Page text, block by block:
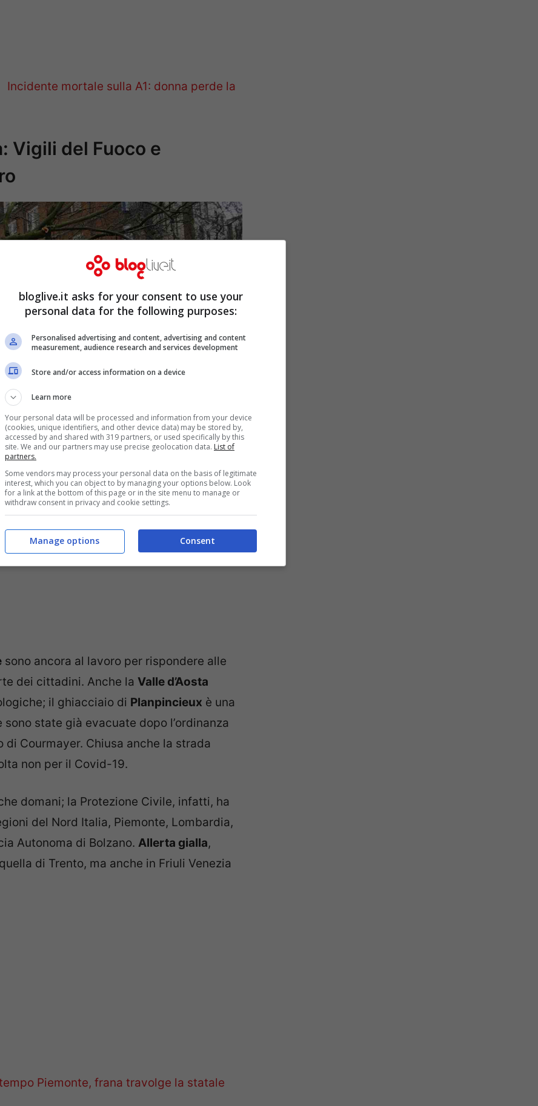
Incidente mortale sulla A1: donna perde la
Vigili del Fuoco e
sono ancora al lavoro per rispondere alle
dei cittadini. Anche la Valle d’Aosta
il ghiacciaio di Planpincieux è una
state già evacuate dopo l’ordinanza
Courmayer. Chiusa anche la strada
non per il Covid-19.
domani; la Protezione Civile, infatti, ha
del Nord Italia, Piemonte, Lombardia,
Autonoma di Bolzano. Allerta gialla,
di Trento, ma anche in Friuli Venezia
Piemonte, frana travolge la statale
bloglive.it asks for your consent to use your
personal data for the following purposes:
Personalised advertising and content, advertising and content
measurement, audience research and services development
Store and/or access information on a device
Learn more
Your personal data will be processed and information from your device
(cookies, unique identifiers, and other device data) may be stored by,
accessed by and shared with 319 partners, or used specifically by this
site. We and our partners may use precise geolocation data. List of
partners.
Some vendors may process your personal data on the basis of legitimate
interest, which you can object to by managing your options below. Look
for a link at the bottom of this page or in the site menu to manage or
withdraw consent in privacy and cookie settings.
Consent
Manage options